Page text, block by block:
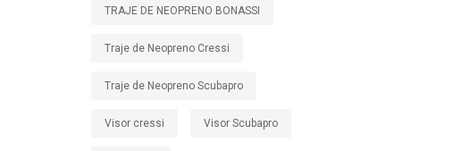
TRAJE DE NEOPRENO BONASSI
Traje de Neopreno Cressi
Traje de Neopreno Scubapro
Visor cressi Visor Scubapro